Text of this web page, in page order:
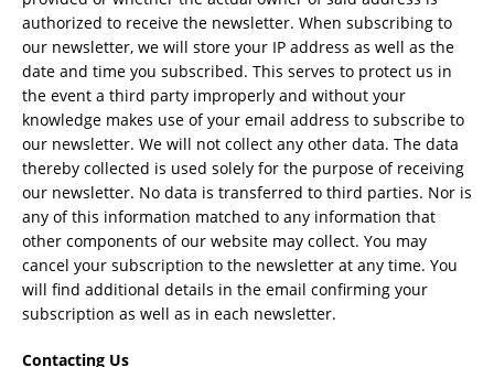
authorized to receive the newsletter. When subscribing to
our newsletter, we will store your IP address as well as the
date and time you subscribed. This serves to protect us in
the event a third party improperly and without your
knowledge makes use of your email address to subscribe to
our newsletter. We will not collect any other data. The data
thereby collected is used solely for the purpose of receiving
our newsletter. No data is transferred to third parties. Nor is
any of this information matched to any information that
other components of our website may collect. You may
cancel your subscription to the newsletter at any time. You
will find additional details in the email confirming your
subscription as well as in each newsletter.
Contacting Us